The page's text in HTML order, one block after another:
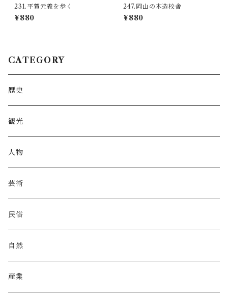
231.平賀元義を歩く
¥880
247.岡山の木造校舎
¥880
CATEGORY
歴史
観光
人物
芸術
民俗
自然
産業